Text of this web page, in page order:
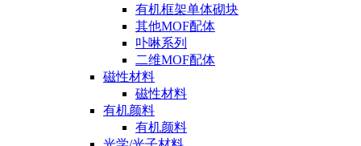
有机框架单体砌块
其他MOF配体
卟啉系列
二维MOF配体
磁性材料
磁性材料
有机颜料
有机颜料